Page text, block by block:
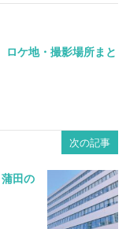
ケ地・撮影場所まと
次の記事
田の